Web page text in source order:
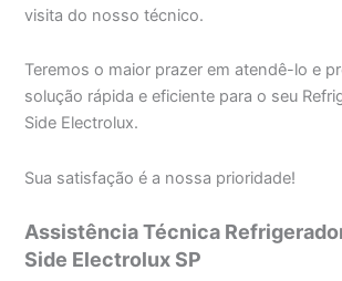
visita do nosso técnico.
Teremos o maior prazer em atendê-lo e
solução rápida e eficiente para o seu
Side Electrolux.
Sua satisfação é a nossa prioridade!
Assistência Técnica
Side Electrolux SP